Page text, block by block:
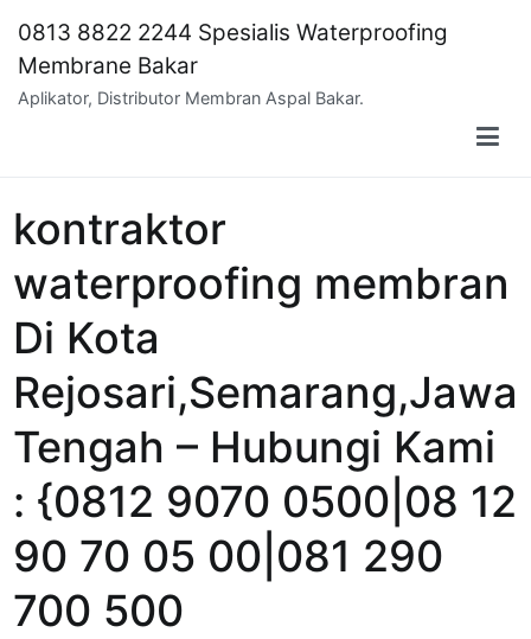
content
0813 8822 2244 Spesialis Waterproofing
Membrane Bakar
Aplikator, Distributor Membran Aspal Bakar.
kontraktor
waterproofing membran
Di Kota
Rejosari,Semarang,Jawa
Tengah – Hubungi Kami
: {0812 9070 0500|08 12
90 70 05 00|081 290
700 500